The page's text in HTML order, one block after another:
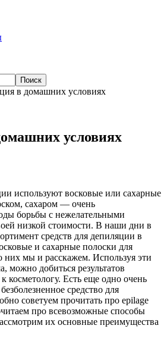
в домашних условиях
условиях
используют восковые или сахарные
сахаром — очень
борьбы с нежелательными
низкой стоимости. В наши дни в
средств для депиляции в
и сахарные полоски для
мы и расскажем. Используя эти
можно добиться результатов
косметологу. Есть еще одно очень
средство для
советуем прочитать про epilage
про всевозможные способы
их основные преимущества